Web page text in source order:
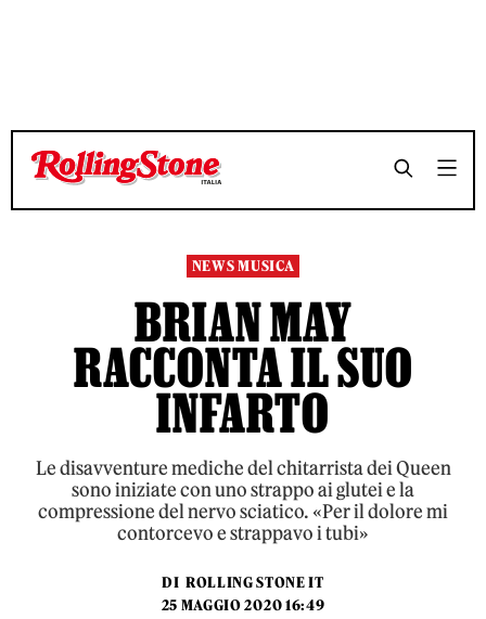
TEMPO DI LETTURA 4 MINUTI SHARE
TEMPO DI LETTURA 4 MINUTI SHARE
NEWS MUSICA
BRIAN MAY
RACCONTA IL SUO
INFARTO
Le disavventure mediche del chitarrista dei Queen
sono iniziate con uno strappo ai glutei e la
compressione del nervo sciatico. «Per il dolore mi
contorcevo e strappavo i tubi»
DI ROLLING STONE IT
25 MAGGIO 2020 16:49